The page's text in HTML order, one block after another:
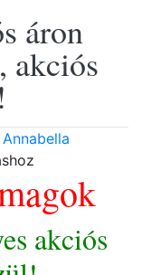
áron
akciós
akciós